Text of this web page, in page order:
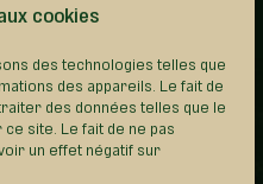
cookies
des technologies telles que
des appareils. Le fait de
des données telles que le
site. Le fait de ne pas
un effet négatif sur